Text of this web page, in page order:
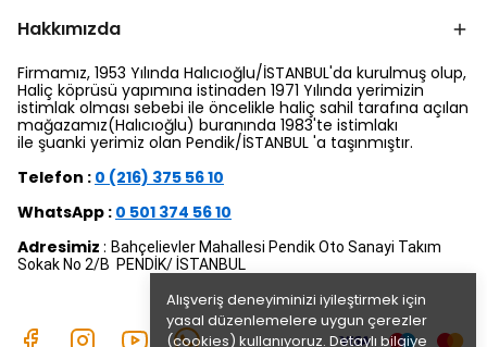
Alışveriş deneyiminizi iyileştirmek için
yasal düzenlemelere uygun çerezler
(cookies) kullanıyoruz. Detaylı bilgiye
Hakkımızda
Firmamız, 1953 Yılında Halıcıoğlu/İSTANBUL'da kurulmuş olup,
Haliç köprüsü yapımına istinaden 1971 Yılında yerimizin
istimlak olması sebebi ile öncelikle haliç sahil tarafına açılan
mağazamız(Halıcıoğlu) buranında 1983'te istimlakı
ile şuanki yerimiz olan Pendik/İSTANBUL 'a taşınmıştır.
Telefon : 0 (216) 375 56 10
WhatsApp : 0 501 374 56 10
Adresimiz : Bahçelievler Mahallesi Pendik Oto Sanayi Takım
Sokak No 2/B PENDİK/ İSTANBUL